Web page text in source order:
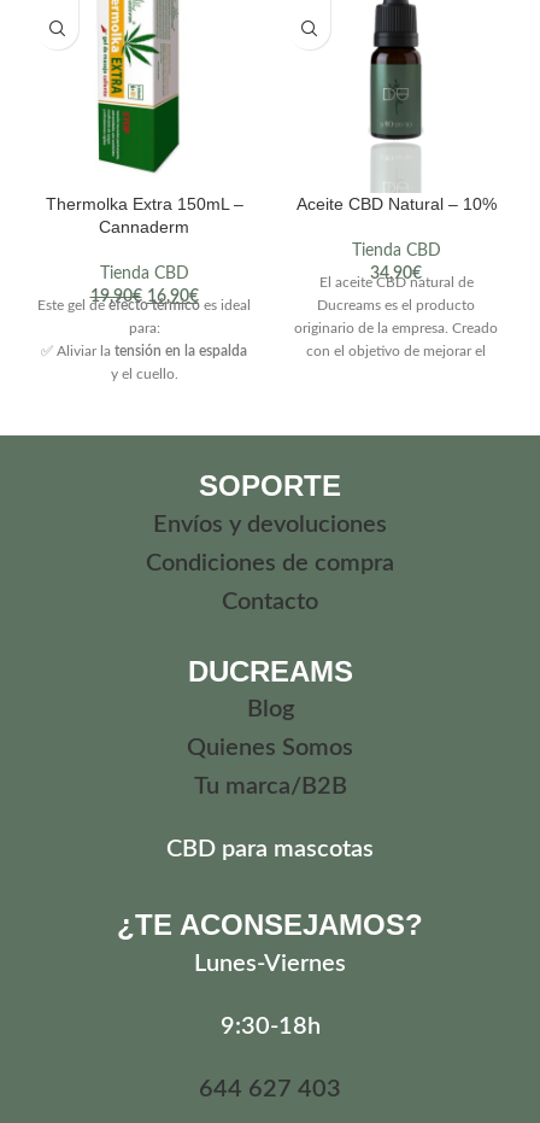
facilitar el sueño y la regulación
de los ciclos del sueño de forma
totalmente natural y segura.
Thermolka Extra 150mL –
Cannaderm
Tienda CBD
19,90€ 16,90€
Este gel deefecto térmico es ideal
para:
✅ Aliviar la tensión en la espalda
y el cuello.
piernas cansadas.
dolores crónicos
Aceite CBD Natural – 10%
Tienda CBD
34,90€
El aceite CBD natural de
Ducreams es el producto
originario de la empresa. Creado
con el objetivo de mejorar el
SOPORTE
Envíos y devoluciones
Condiciones de compra
Contacto
DUCREAMS
Blog
Quienes Somos
Tu marca/B2B
CBD para mascotas
¿TE ACONSEJAMOS?
Lunes-Viernes
9:30-18h
644 627 403